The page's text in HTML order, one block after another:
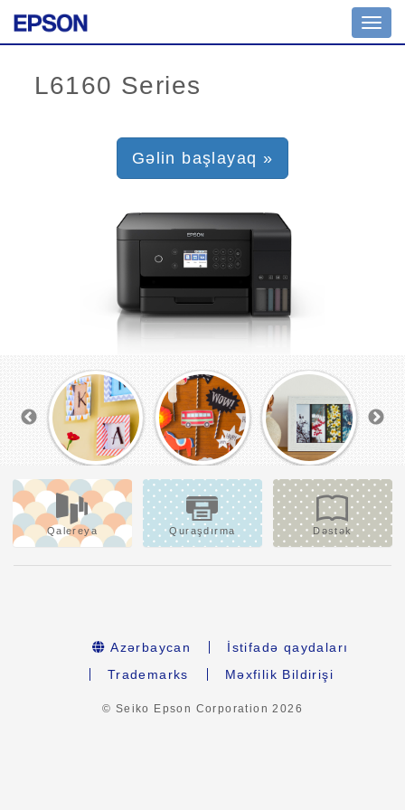
Gəlin başlayaq »
Qalereya Quraşdırma Dəstək
Azərbaycan
İstifadə qaydaları
Trademarks
Məxfilik Bildirişi
© Seiko Epson Corporation2026